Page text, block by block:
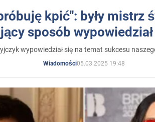
kpić": były mistrz
sposób
wypowiedział się na temat sukcesu
Wiadomości05.03.2025 19:48